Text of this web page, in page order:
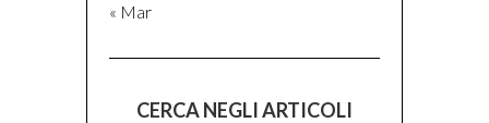
« Mar
CERCA NEGLI ARTICOLI